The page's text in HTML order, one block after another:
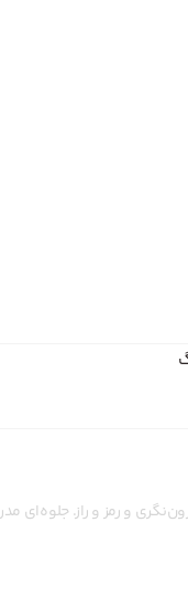
و رمز و راز. جلوه‌ای